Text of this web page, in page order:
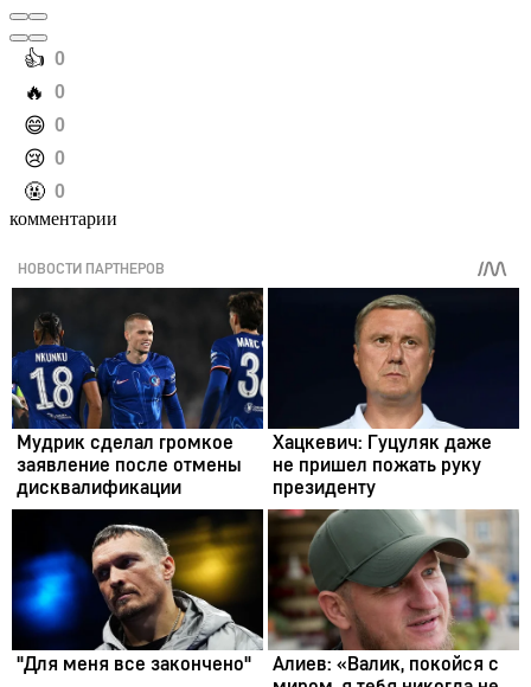
️👍 0
️🔥 0
️😄 0
️😢 0
️🤬 0
комментарии